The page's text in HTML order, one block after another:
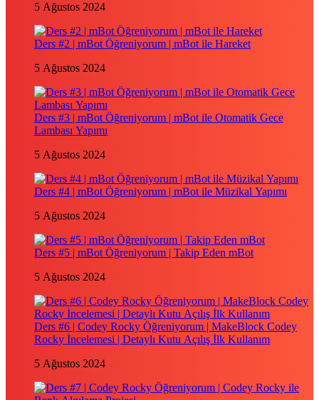
5 Ağustos 2024
Ders #2 | mBot Öğreniyorum | mBot ile Hareket
5 Ağustos 2024
Ders #3 | mBot Öğreniyorum | mBot ile Otomatik Gece
Lambası Yapımı
5 Ağustos 2024
Ders #4 | mBot Öğreniyorum | mBot ile Müzikal Yapımı
5 Ağustos 2024
Ders #5 | mBot Öğreniyorum | Takip Eden mBot
5 Ağustos 2024
Ders #6 | Codey Rocky Öğreniyorum | MakeBlock Codey
Rocky İncelemesi | Detaylı Kutu Açılış İlk Kullanım
5 Ağustos 2024